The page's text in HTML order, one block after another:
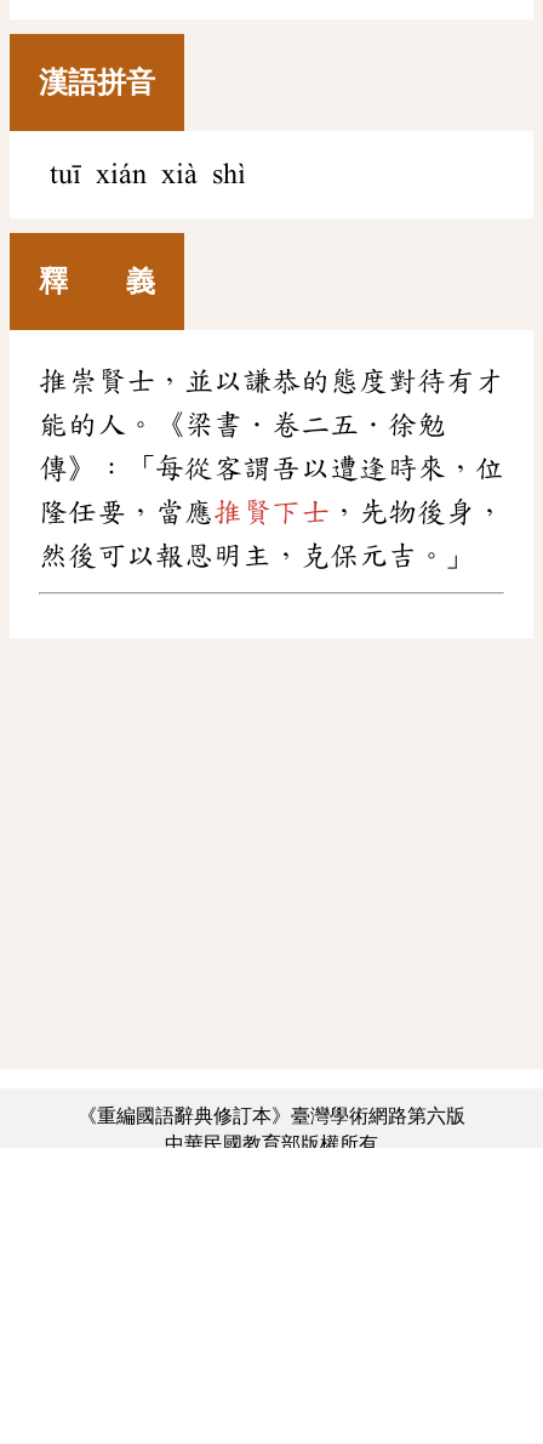
漢語拼音
tuī xián xià shì
釋 義
推崇賢士，並以謙恭的態度對待有才
能的人。《梁書．卷二五．徐勉
傳》：「每從客謂吾以遭逢時來，位
隆任要，當應推賢下士 ，先物後身，
然後可以報恩明主，克保元吉。」
《重編國語辭典修訂本》臺灣學術網路第六版
中華民國教育部版權所有